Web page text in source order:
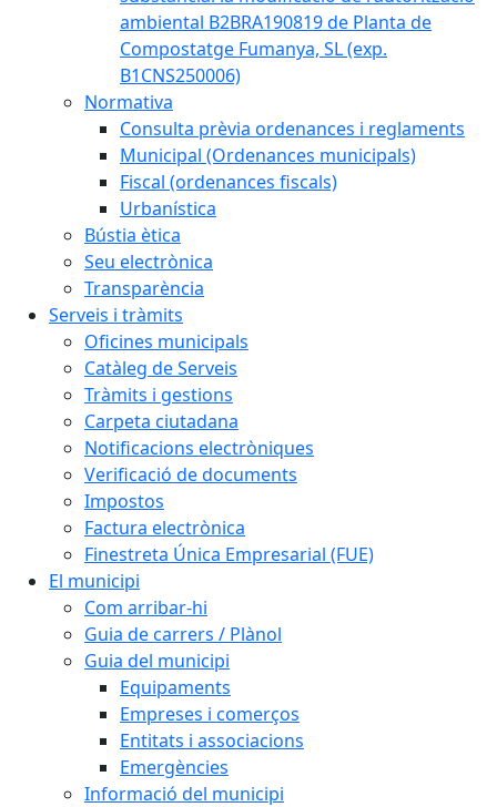
ambiental B2BRA190819 de Planta de
Compostatge Fumanya, SL (exp.
B1CNS250006)
Normativa
Consulta prèvia ordenances i reglaments
Municipal (Ordenances municipals)
Fiscal (ordenances fiscals)
Urbanística
Bústia ètica
Seu electrònica
Transparència
Serveis i tràmits
Oficines municipals
Catàleg de Serveis
Tràmits i gestions
Carpeta ciutadana
Notificacions electròniques
Verificació de documents
Impostos
Factura electrònica
Finestreta Única Empresarial (FUE)
El municipi
Com arribar-hi
Guia de carrers / Plànol
Guia del municipi
Equipaments
Empreses i comerços
Entitats i associacions
Emergències
Informació del municipi